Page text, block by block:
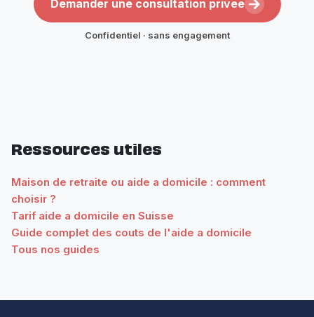
Demander une consultation privee
Confidentiel · sans engagement
Ressources utiles
Maison de retraite ou aide a domicile : comment
choisir ?
Tarif aide a domicile en Suisse
Guide complet des couts de l'aide a domicile
Tous nos guides